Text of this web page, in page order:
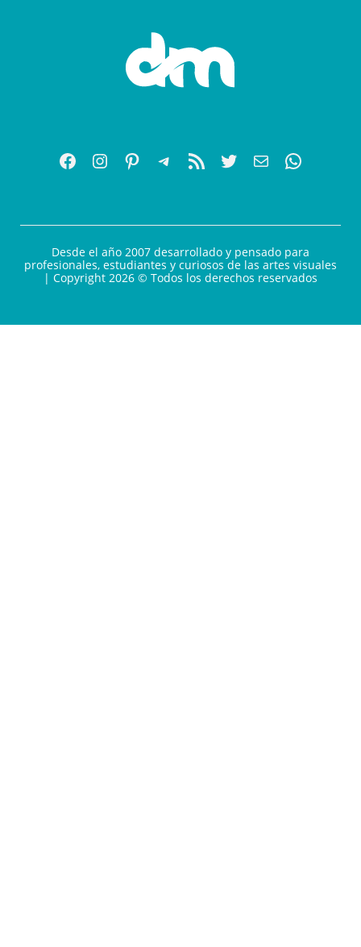
Desde el año 2007 desarrollado y pensado para
profesionales, estudiantes y curiosos de las artes visuales
| Copyright 2026 © Todos los derechos reservados